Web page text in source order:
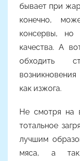
бывает при
конечно,
консервы,
качества. А
обходить
как изжога.
Не смотря на
тотальное
лучшим
мяса, а